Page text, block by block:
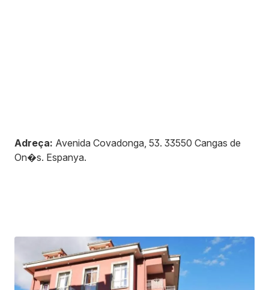
Adreça: Avenida Covadonga, 53. 33550 Cangas de
On�s. Espanya.